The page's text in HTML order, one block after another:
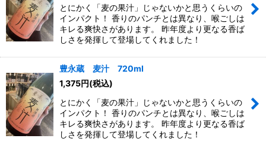
とにかく「麦の果汁」じゃないかと思うくらいの
インパクト！ 香りのパンチとは異なり、喉ごしは
キレる爽快さがあります。 昨年度より更なる香ば
しさを発揮して登場してくれました！
豊永蔵 麦汁 720ml
1,375円(税込)
とにかく「麦の果汁」じゃないかと思うくらいの
インパクト！ 香りのパンチとは異なり、喉ごしは
キレる爽快さがあります。 昨年度より更なる香ば
しさを発揮して登場してくれました！